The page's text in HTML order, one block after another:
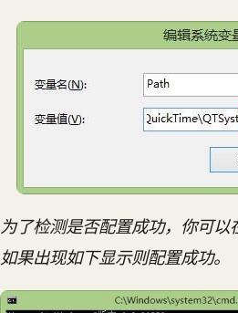
为了检测是否配置成功，你可以
如果出现如下显示则配置成功。